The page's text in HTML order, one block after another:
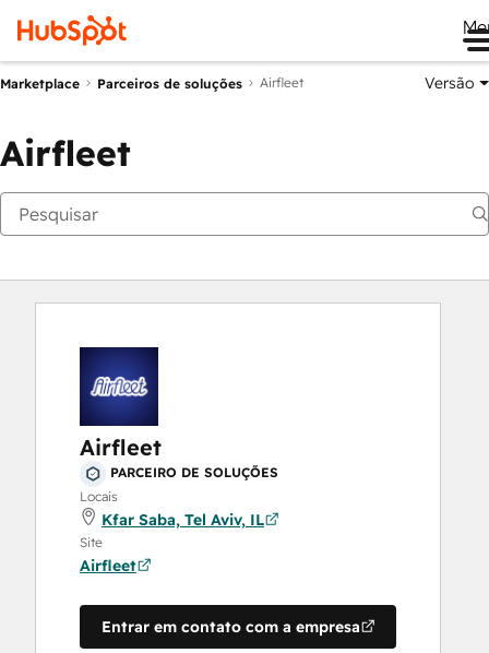
Marketplace Parceiros de soluções Airfleet Versão
Airfleet
Airfleet
PARCEIRO DE SOLUÇÕES
Locais
Kfar Saba, Tel Aviv, IL
Site
Airfleet
Entrar em contato com a empresa